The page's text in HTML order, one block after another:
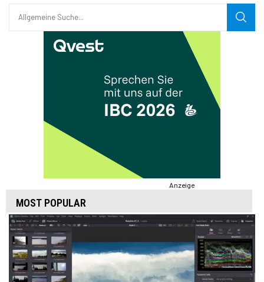
Anzeige
MOST POPULAR